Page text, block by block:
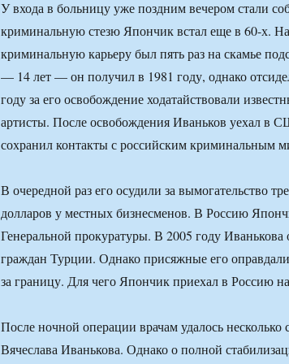
У входа в больницу уже поздним вечером стали
криминальную стезю Япончик встал еще в 60-х.
криминальную карьеру был пять раз на скамье
— 14 лет — он получил в 1981 году, однако
году за его освобождение ходатайствовали
артисты. После освобождения Иваньков уехал в
сохранил контакты с российским криминальным
В очередной раз его осудили за вымогательство
долларов у местных бизнесменов. В Россию
Генеральной прокуратуры. В 2005 году Иванькова
граждан Турции. Однако присяжные его
за границу. Для чего Япончик приехал в Россию
После ночной операции врачам удалось несколько
Вячеслава Иванькова. Однако о полной